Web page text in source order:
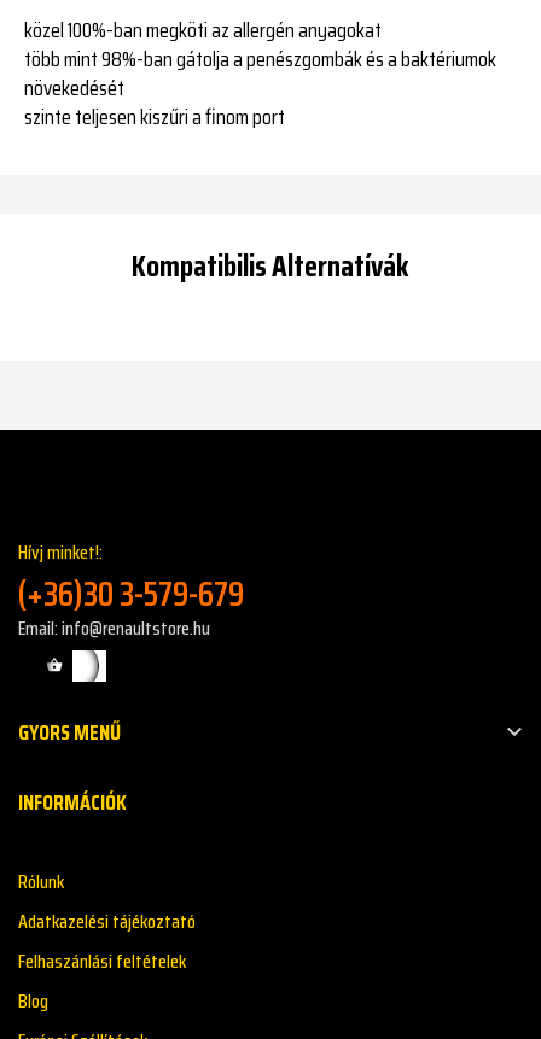
közel 100%-ban megköti az allergén anyagokat
több mint 98%-ban gátolja a penészgombák és a baktériumok
növekedését
szinte teljesen kiszűri a finom port
Kompatibilis Alternatívák
Hívj minket!:
(+36)30 3-579-679
Email: info@renaultstore.hu
GYORS MENŰ 
INFORMÁCIÓK
Rólunk
Adatkazelési tájékoztató
Felhaszánlási feltételek
Blog